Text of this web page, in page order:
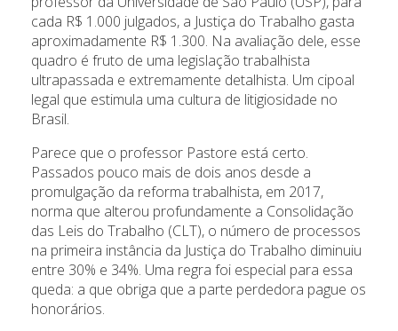
cada R$ 1.000 julgados, a Justiça do Trabalho gasta
aproximadamente R$ 1.300. Na avaliação dele, esse
quadro é fruto de uma legislação trabalhista
ultrapassada e extremamente detalhista. Um cipoal
legal que estimula uma cultura de litigiosidade no
Brasil.
Parece que o professor Pastore está certo.
Passados pouco mais de dois anos desde a
promulgação da reforma trabalhista, em 2017,
norma que alterou profundamente a Consolidação
das Leis do Trabalho (CLT), o número de processos
na primeira instância da Justiça do Trabalho diminuiu
entre 30% e 34%. Uma regra foi especial para essa
queda: a que obriga que a parte perdedora pague os
honorários.